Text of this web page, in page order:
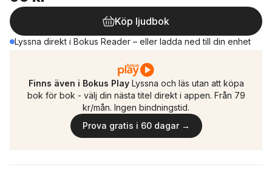
Köp ljudbok
Lyssna direkt i Bokus Reader – eller ladda ned till din enhet
Finns även i Bokus Play Lyssna och läs utan att köpa
bok för bok - välj din nästa titel direkt i appen. Från 79
kr/mån. Ingen bindningstid.
Prova gratis i 60 dagar →